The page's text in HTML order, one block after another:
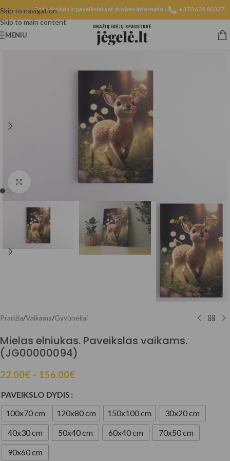
Skip to navigation
Skip to main content
Fotodrobės ir paveikslai ant drobės internetu | +370 628 80327
MENIU
Spustelėkite, norėdami padidinti
Pradžia/Vaikams/Gyvūnėliai
Mielas elniukas. Paveikslas vaikams.
(JG00000094)
22.00€ – 156.00€
PAVEIKSLO DYDIS
100x70 cm
120x80 cm 150x100 cm
30x20 cm
40x30 cm
50x40 cm 60x40 cm
70x50 cm
90x60 cm